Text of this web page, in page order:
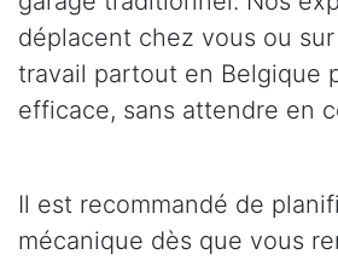
déplacent chez vous ou
travail partout en Belgique
efficace, sans attendre en
Il est recommandé de
mécanique dès que vous